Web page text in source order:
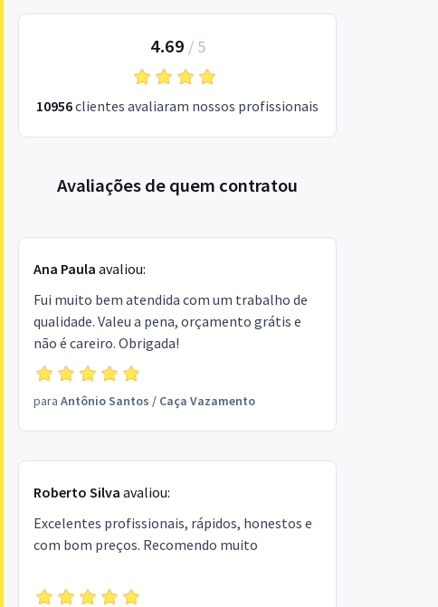
4.69 / 5
10956clientes avaliaram nossos profissionais
Avaliações de quem contratou
Ana Paula avaliou:
Fui muito bem atendida com um trabalho de
qualidade. Valeu a pena, orçamento grátis e
não é careiro. Obrigada!
para Antônio Santos / Caça Vazamento
Roberto Silva avaliou:
Excelentes profissionais, rápidos, honestos e
com bom preços. Recomendo muito